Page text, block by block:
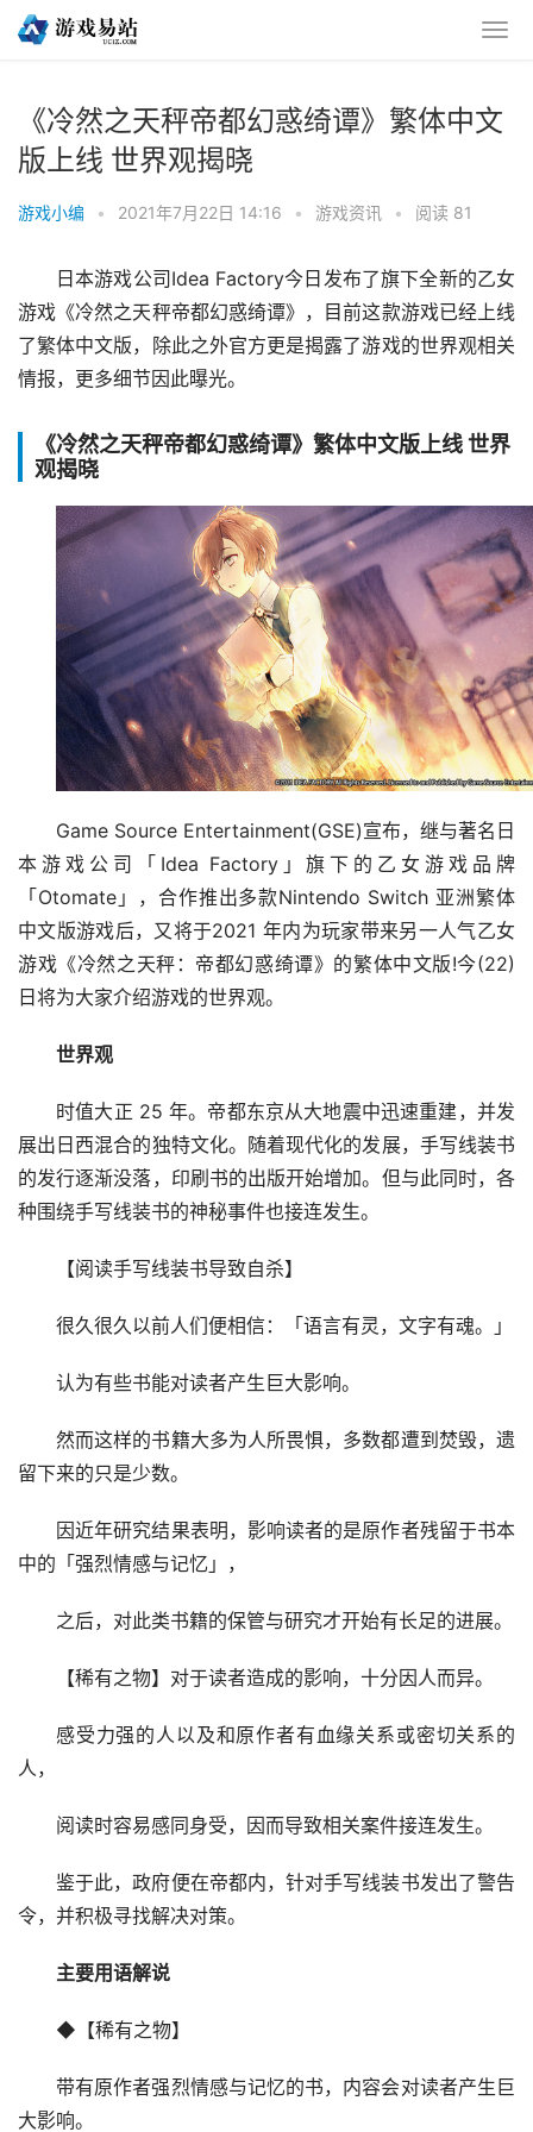
《冷然之天秤帝都幻惑绮谭》繁体中文
版上线 世界观揭晓
游戏小编 • 2021年7月22日 14:16 • 游戏资讯 • 阅读 81
日本游戏公司Idea Factory今日发布了旗下全新的乙女
游戏《冷然之天秤帝都幻惑绮谭》，目前这款游戏已经上线
了繁体中文版，除此之外官方更是揭露了游戏的世界观相关
情报，更多细节因此曝光。
《冷然之天秤帝都幻惑绮谭》繁体中文版上线 世界
观揭晓
Game Source Entertainment(GSE)宣布，继与著名日
本游戏公司「Idea Factory」旗下的乙女游戏品牌
「Otomate」，合作推出多款Nintendo Switch 亚洲繁体
中文版游戏后，又将于2021 年内为玩家带来另一人气乙女
游戏《冷然之天秤：帝都幻惑绮谭》的繁体中文版!今(22)
日将为大家介绍游戏的世界观。
世界观
时值大正 25 年。帝都东京从大地震中迅速重建，并发
展出日西混合的独特文化。随着现代化的发展，手写线装书
的发行逐渐没落，印刷书的出版开始增加。但与此同时，各
种围绕手写线装书的神秘事件也接连发生。
【阅读手写线装书导致自杀】
很久很久以前人们便相信：「语言有灵，文字有魂。」
认为有些书能对读者产生巨大影响。
然而这样的书籍大多为人所畏惧，多数都遭到焚毁，遗
留下来的只是少数。
因近年研究结果表明，影响读者的是原作者残留于书本
中的「强烈情感与记忆」，
之后，对此类书籍的保管与研究才开始有长足的进展。
【稀有之物】对于读者造成的影响，十分因人而异。
感受力强的人以及和原作者有血缘关系或密切关系的
人，
阅读时容易感同身受，因而导致相关案件接连发生。
鉴于此，政府便在帝都内，针对手写线装书发出了警告
令，并积极寻找解决对策。
主要用语解说
◆【稀有之物】
带有原作者强烈情感与记忆的书，内容会对读者产生巨
大影响。